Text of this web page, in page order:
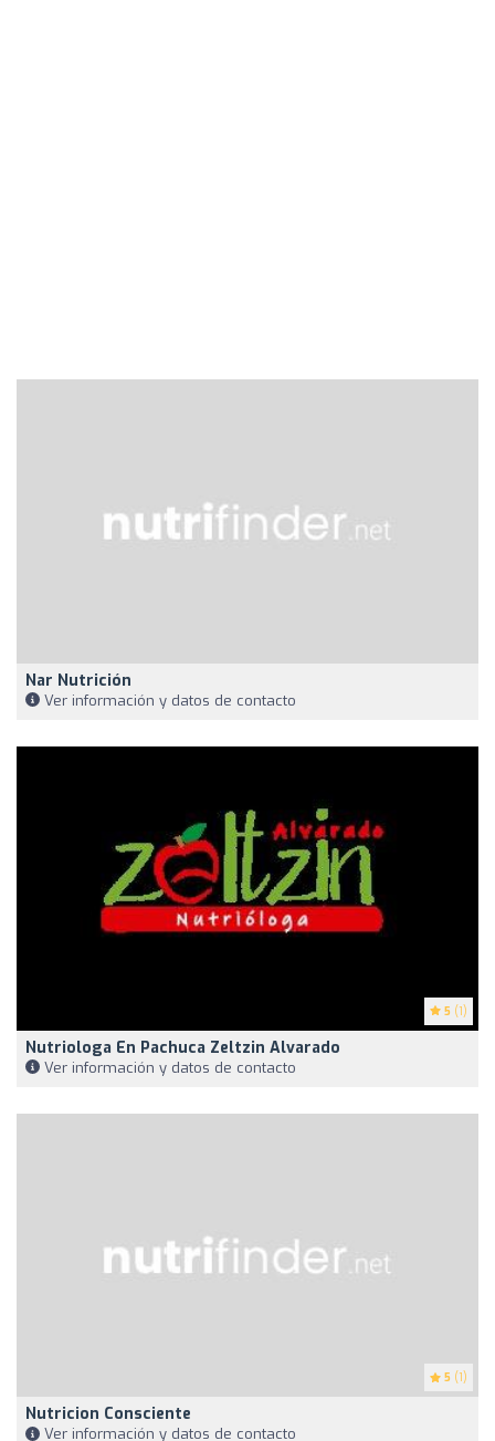
Nar Nutrición
Ver información y datos de contacto
5 (1)
Nutriologa En Pachuca Zeltzin Alvarado
Ver información y datos de contacto
5 (1)
Nutricion Consciente
Ver información y datos de contacto